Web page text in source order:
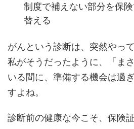
制度で補えない部分を保
替える
がんという診断は、突然やって
私がそうだったように、「ま
いる間に、準備する機会は過
すよね。
診断前の健康な今こそ、保険